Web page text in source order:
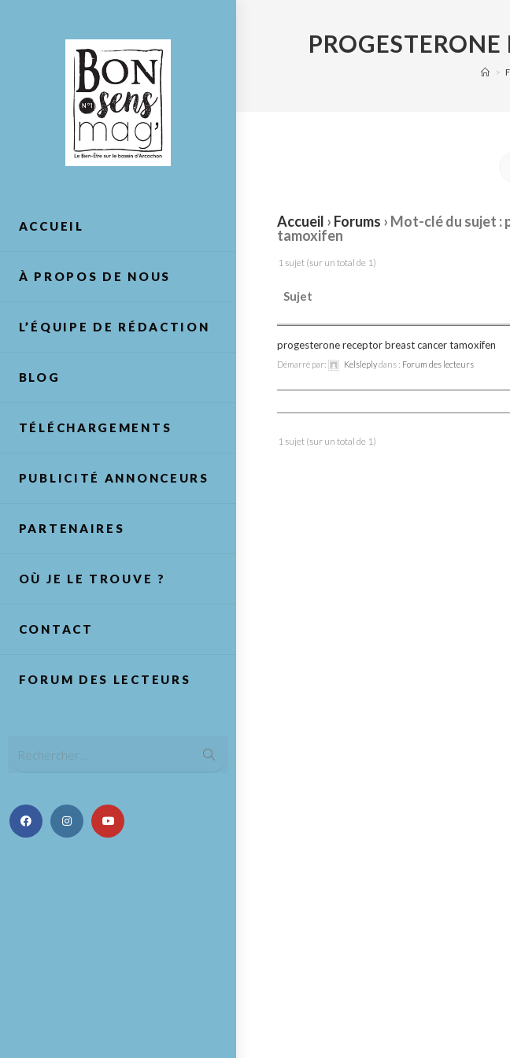
ACCUEIL
À PROPOS DE NOUS
L’ÉQUIPE DE RÉDACTION
BLOG
TÉLÉCHARGEMENTS
PUBLICITÉ ANNONCEURS
PARTENAIRES
OÙ JE LE TROUVE ?
CONTACT
FORUM DES LECTEURS
Rechercher…
>
Accueil › Forums › Mot-clé du sujet :
tamoxifen
1 sujet (sur un total de 1)
Sujet
progesterone receptor breast cancer tamoxifen
Démarré par: Kelsleplydans : Forum des lecteurs
1 sujet (sur un total de 1)